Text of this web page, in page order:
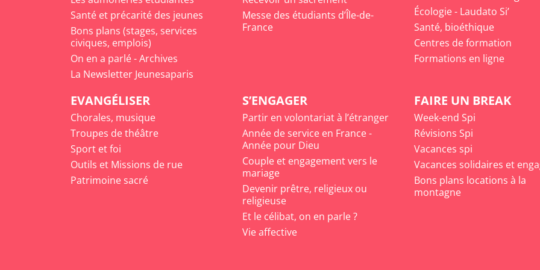
Santé et précarité des jeunes
Bons plans (stages, services
civiques, emplois)
On en a parlé - Archives
La Newsletter Jeunesaparis
Messe des étudiants d’Île-de-
France
Écologie - Laudato Si’
Santé, bioéthique
Centres de formation
Formations en ligne
EVANGÉLISER
Chorales, musique
Troupes de théâtre
Sport et foi
Outils et Missions de rue
Patrimoine sacré
S’ENGAGER
Partir en volontariat à l’étranger
Année de service en France -
Année pour Dieu
Couple et engagement vers le
mariage
Devenir prêtre, religieux ou
religieuse
Et le célibat, on en parle ?
Vie affective
FAIRE UN BREAK
Week-end Spi
Révisions Spi
Vacances spi
Vacances solidaires et
Bons plans locations à la
montagne